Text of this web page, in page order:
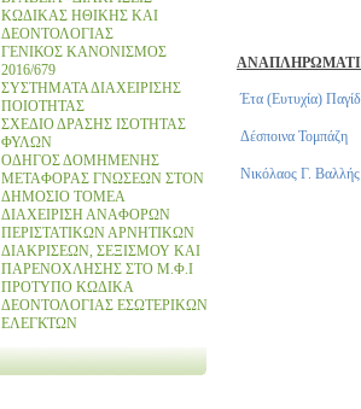
ΚΩΔΙΚΑΣ ΗΘΙΚΗΣ ΚΑΙ
ΔΕΟΝΤΟΛΟΓΙΑΣ
ΓΕΝΙΚΟΣ ΚΑΝΟΝΙΣΜΟΣ
2016/679
ΣΥΣΤΗΜΑΤΑ ΔΙΑΧΕΙΡΙΣΗΣ
ΠΟΙΟΤΗΤΑΣ
ΣΧΕΔΙΟ ΔΡΑΣΗΣ ΙΣΟΤΗΤΑΣ
ΦΥΛΩΝ
ΟΔΗΓΟΣ ΔΟΜΗΜΕΝΗΣ
ΜΕΤΑΦΟΡΑΣ ΓΝΩΣΕΩΝ ΣΤΟΝ
ΔΗΜΟΣΙΟ ΤΟΜΕΑ
ΔΙΑΧΕΙΡΙΣΗ ΑΝΑΦΟΡΩΝ
ΠΕΡΙΣΤΑΤΙΚΩΝ ΑΡΝΗΤΙΚΩΝ
ΔΙΑΚΡΙΣΕΩΝ, ΣΕΞΙΣΜΟΥ ΚΑΙ
ΠΑΡΕΝΟΧΛΗΣΗΣ ΣΤΟ Μ.Φ.Ι
ΠΡΟΤΥΠΟ ΚΩΔΙΚΑ
ΔΕΟΝΤΟΛΟΓΙΑΣ ΕΣΩΤΕΡΙΚΩΝ
ΕΛΕΓΚΤΩΝ
Έτα (Ευτυχία)
Δέσποινα Τομπάζη
Νικόλαος Γ. Βαλλής